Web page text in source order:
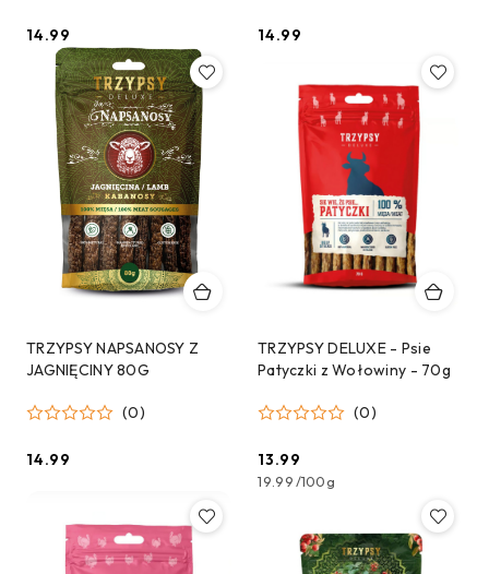
Cena:
14.99
Cena:
14.99
TRZYPSY NAPSANOSY Z
JAGNIĘCINY 80G
(0)
Cena:
14.99
TRZYPSY DELUXE - Psie
Patyczki z Wołowiny - 70g
(0)
Cena:
13.99
19.99/100g